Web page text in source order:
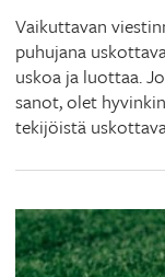
Vaikuttavan
puhujana
uskoa ja luottaa.
sanot, olet
tekijöistä